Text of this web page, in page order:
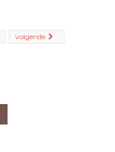
volgende